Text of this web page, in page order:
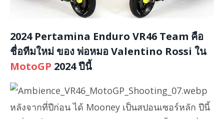
2024 Pertamina Enduro VR46 Team คือ
ชื่อทีมใหม่ ของ พ่อหมอ Valentino Rossi ใน
MotoGP 2024 ปีนี้
หลังจากที่ปีก่อน ได้ Mooney เป็นสปอนเซอร์หลัก ปีนี้